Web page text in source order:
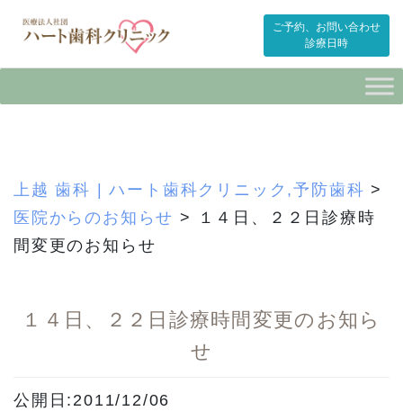
ご予約、お問い合わせ
診療日時
上越 歯科 | ハート歯科クリニック,予防歯科 >
医院からのお知らせ >
１４日、２２日診療時
間変更のお知らせ
１４日、２２日診療時間変更のお知ら
せ
公開日:2011/12/06